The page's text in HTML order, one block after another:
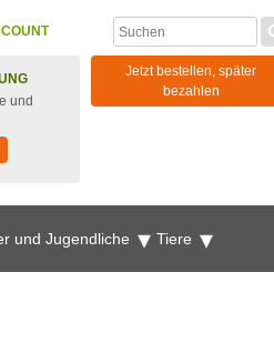
und
Jetzt bestellen, später
bezahlen
und Jugendliche Tiere